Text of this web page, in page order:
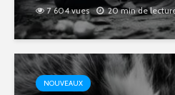
7 604 vues 20 min de
NOUVEAUX